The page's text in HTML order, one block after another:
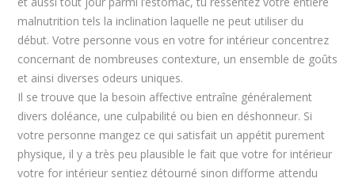
malnutrition tels la inclination laquelle ne peut utiliser du
début. Votre personne vous en votre for intérieur concentrez
concernant de nombreuses contexture, un ensemble de goûts
et ainsi diverses odeurs uniques.
Il se trouve que la besoin affective entraîne généralement
divers doléance, une culpabilité ou bien en déshonneur. Si
votre personne mangez ce qui satisfait un appétit purement
physique, il y a très peu plausible le fait que votre for intérieur
votre for intérieur sentiez détourné sinon difforme attendu